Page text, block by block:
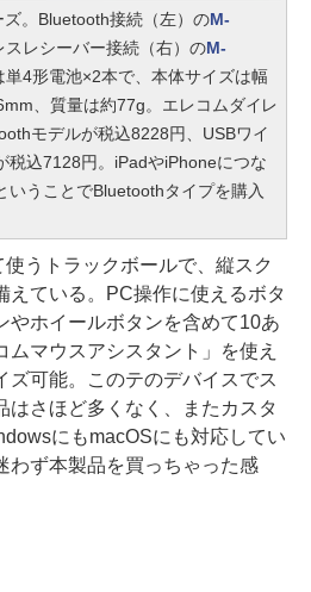
。Bluetooth接続（左）のM-
スレシーバー接続（右）のM-
単4形電池×2本で、本体サイズは幅
、質量は約77g。エレコムダイレ
モデルが税込8228円、USBワイ
税込7128円。iPadやiPhoneにつな
いうことでBluetoothタイプを購入
うトラックボールで、縦スク
えている。PC操作に使えるボタ
やホイールボタンを含めて10あ
ムマウスアシスタント」を使え
ズ可能。このテのデバイスでス
はさほど多くなく、またカスタ
にもmacOSにも対応してい
わず本製品を買っちゃった感